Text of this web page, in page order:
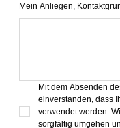
Mein Anliegen,
Mit dem Absenden
einverstanden, dass
verwendet werden.
sorgfältig umgehen